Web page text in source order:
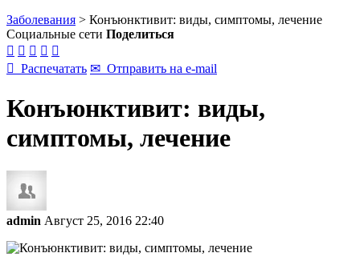
Заболевания > Конъюнктивит: виды, симптомы, лечение
Социальные сети Поделиться
    
 Распечатать ✉ Отправить на e-mail
Конъюнктивит: виды,
симптомы, лечение
admin Август 25, 2016 22:40